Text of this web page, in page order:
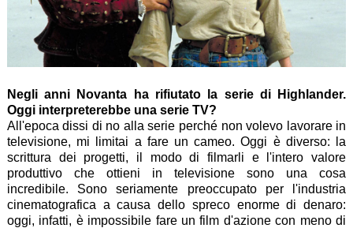
Negli anni Novanta ha rifiutato la serie di Highlander.
Oggi interpreterebbe una serie TV?
All'epoca dissi di no alla serie perché non volevo lavorare in
televisione, mi limitai a fare un cameo. Oggi è diverso: la
scrittura dei progetti, il modo di filmarli e l'intero valore
produttivo che ottieni in televisione sono una cosa
incredibile. Sono seriamente preoccupato per l'industria
cinematografica a causa dello spreco enorme di denaro:
oggi, infatti, è impossibile fare un film d'azione con meno di